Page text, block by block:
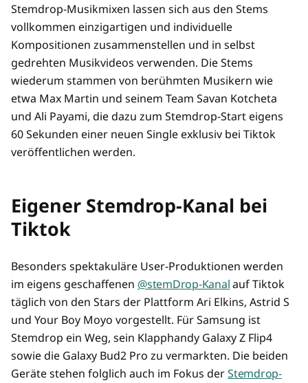
Stemdrop-Musikmixen lassen sich aus den Stems
vollkommen einzigartigen und individuelle
Kompositionen zusammenstellen und in selbst
gedrehten Musikvideos verwenden. Die Stems
wiederum stammen von berühmten Musikern wie
etwa Max Martin und seinem Team Savan Kotcheta
und Ali Payami, die dazu zum Stemdrop-Start eigens
60 Sekunden einer neuen Single exklusiv bei Tiktok
veröffentlichen werden.
Eigener Stemdrop-Kanal bei
Tiktok
Besonders spektakuläre User-Produktionen werden
im eigens geschaffenen @stemDrop-Kanalauf Tiktok
täglich von den Stars der Plattform Ari Elkins, Astrid S
und Your Boy Moyo vorgestellt. Für Samsung ist
Stemdrop ein Weg, sein Klapphandy Galaxy Z Flip4
sowie die Galaxy Bud2 Pro zu vermarkten. Die beiden
Geräte stehen folglich auch im Fokus derStemdrop-